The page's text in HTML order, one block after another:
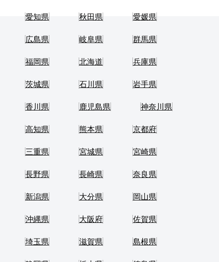
愛知県 秋田県 愛媛県
広島県 岐阜県 群馬県
福岡県 北海道 兵庫県
茨城県 石川県 岩手県
香川県 鹿児島県 神奈川県
高知県 熊本県 京都府
三重県 宮城県 宮崎県
長野県 長崎県 奈良県
新潟県 大分県 岡山県
沖縄県 大阪府 佐賀県
埼玉県 滋賀県 島根県